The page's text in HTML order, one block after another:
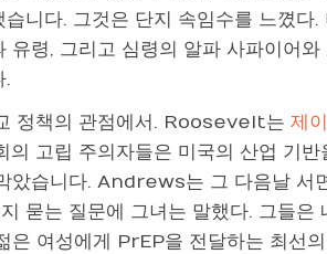
습니다. 그것은 단지 속임수를 느꼈
유령, 그리고 심령의 알파 사파이어
.
정책의 관점에서. Roosevelt는 제
의 고립 주의자들은 미국의 산업 기
았습니다. Andrews는 그 다음날 서
묻는 질문에 그녀는 말했다. 그들
은 여성에게 PrEP을 전달하는 최선